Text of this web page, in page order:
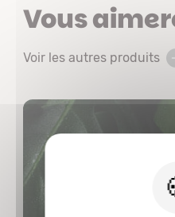
Vous
Voir les autres produits